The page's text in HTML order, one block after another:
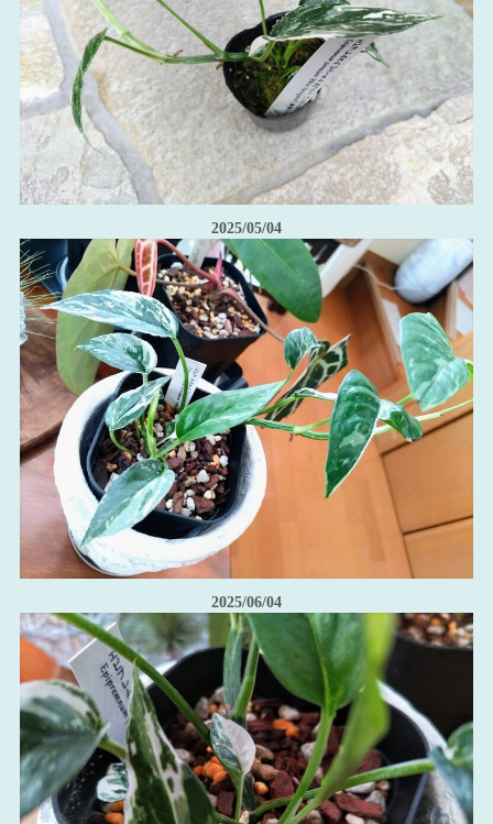
2025/05/04
2025/06/04